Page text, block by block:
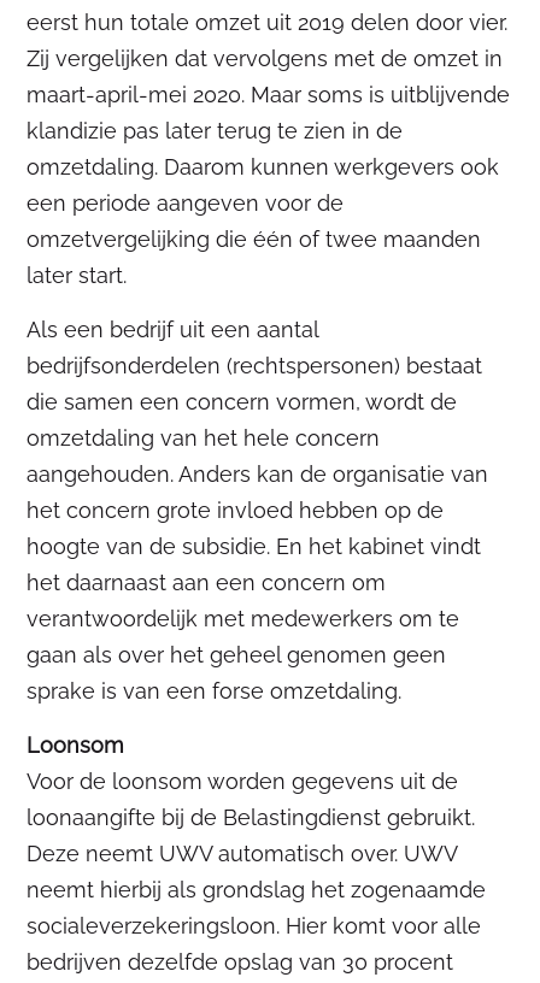
eerst hun totale omzet uit 2019 delen door vier.
Zij vergelijken dat vervolgens met de omzet in
maart-april-mei 2020. Maar soms is uitblijvende
klandizie pas later terug te zien in de
omzetdaling. Daarom kunnen werkgevers ook
een periode aangeven voor de
omzetvergelijking die één of twee maanden
later start.
Als een bedrijf uit een aantal
bedrijfsonderdelen (rechtspersonen) bestaat
die samen een concern vormen, wordt de
omzetdaling van het hele concern
aangehouden. Anders kan de organisatie van
het concern grote invloed hebben op de
hoogte van de subsidie. En het kabinet vindt
het daarnaast aan een concern om
verantwoordelijk met medewerkers om te
gaan als over het geheel genomen geen
sprake is van een forse omzetdaling.
Loonsom
Voor de loonsom worden gegevens uit de
loonaangifte bij de Belastingdienst gebruikt.
Deze neemt UWV automatisch over. UWV
neemt hierbij als grondslag het zogenaamde
socialeverzekeringsloon. Hier komt voor alle
bedrijven dezelfde opslag van 30 procent